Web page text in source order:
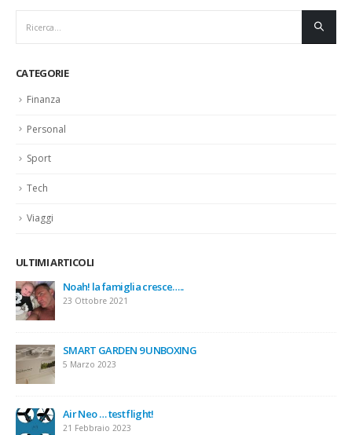
CATEGORIE
Finanza
Personal
Sport
Tech
Viaggi
ULTIMI ARTICOLI
Samsung GALAXY S23 ULTRA vs S22
Nuki Smart Lock 3.0 pro
Walking Dead su Oculus 2 .. x me impossibile
secondi.